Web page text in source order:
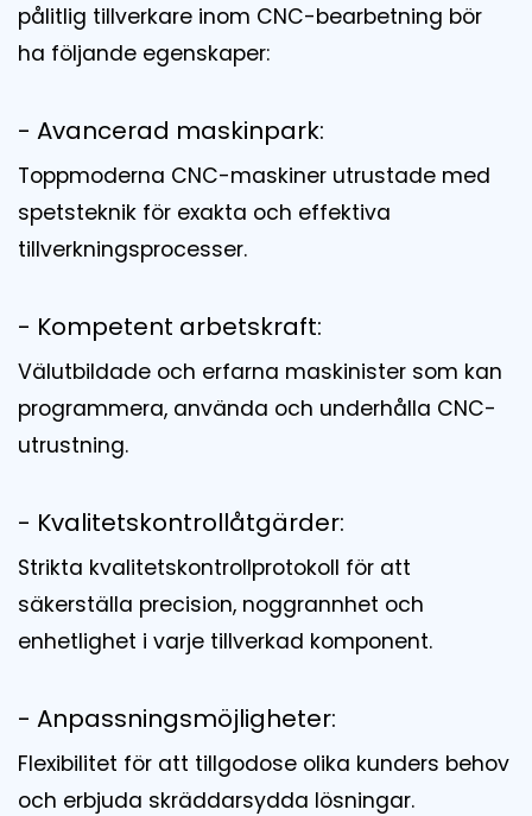
pålitlig tillverkare inom CNC-bearbetning bör
ha följande egenskaper:
- Avancerad maskinpark:
Toppmoderna CNC-maskiner utrustade med
spetsteknik för exakta och effektiva
tillverkningsprocesser.
- Kompetent arbetskraft:
Välutbildade och erfarna maskinister som kan
programmera, använda och underhålla CNC-
utrustning.
- Kvalitetskontrollåtgärder:
Strikta kvalitetskontrollprotokoll för att
säkerställa precision, noggrannhet och
enhetlighet i varje tillverkad komponent.
- Anpassningsmöjligheter:
Flexibilitet för att tillgodose olika kunders behov
och erbjuda skräddarsydda lösningar.